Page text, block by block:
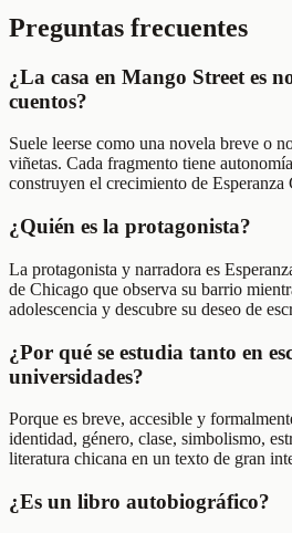
Preguntas frecuentes
¿La casa en Mango Street es
cuentos?
Suele leerse como una novela breve o
viñetas. Cada fragmento tiene
construyen el crecimiento de Esperanza
¿Quién es la protagonista?
La protagonista y narradora es
de Chicago que observa su barrio
adolescencia y descubre su deseo de
¿Por qué se estudia tanto en
universidades?
Porque es breve, accesible y
identidad, género, clase, simbolismo,
literatura chicana en un texto de gran
¿Es un libro autobiográfico?